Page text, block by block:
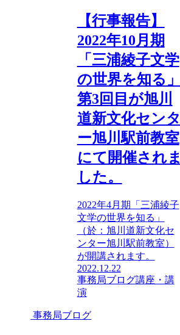
【行事報告】
2022年10月期
「三浦綾子文学
の世界を知る」
第3回目が旭川
道新文化センタ
ー旭川駅前教室
にて開催されま
した。
2022年4月期「三浦綾子
文学の世界を知る」
（於：旭川道新文化セ
ンター旭川駅前教室）
が開講されます。
2022.12.22
事務局ブログ講座・講
演
事務局ブログ